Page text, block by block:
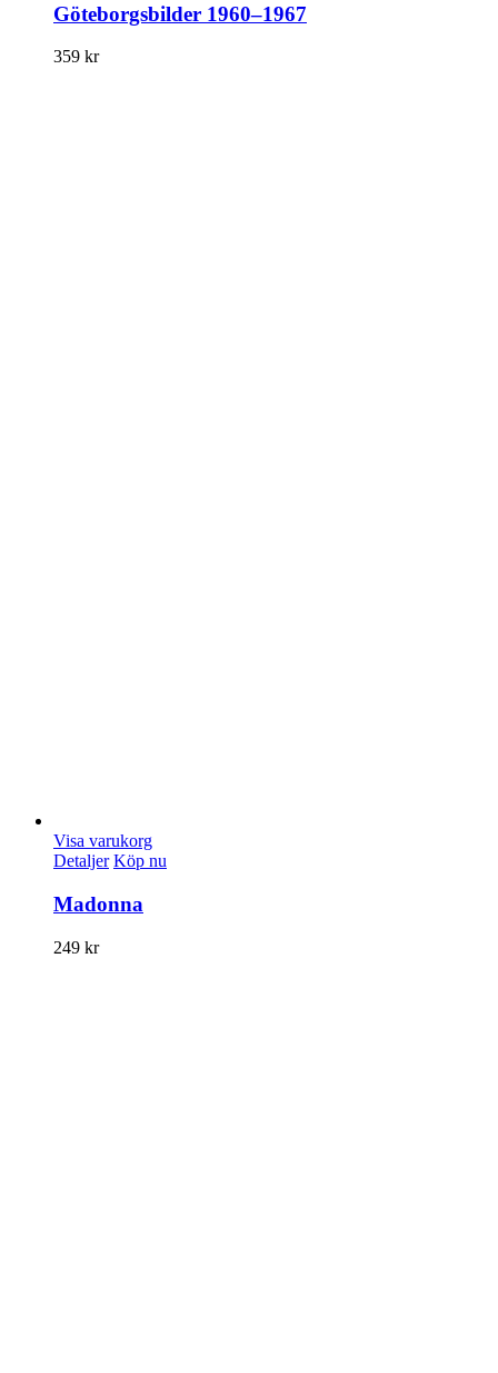
Göteborgsbilder 1960–1967
359 kr
Visa varukorg
Detaljer Köp nu
Madonna
249 kr